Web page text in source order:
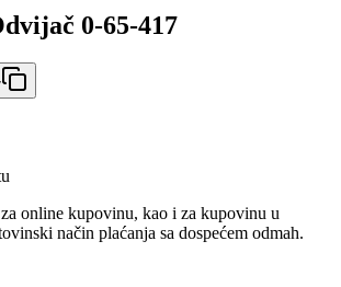
0-65-417
online kupovinu, kao i za kupovinu u
način plaćanja sa dospećem odmah.